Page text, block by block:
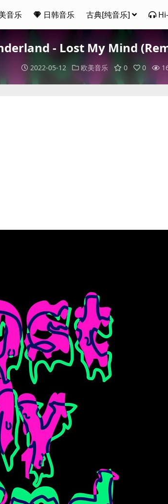
音乐 日韩音乐 古典[纯音乐]
- Lost My Mind
2022-05-12 欧美音乐 0 0